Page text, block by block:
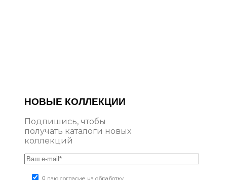
НОВЫЕ КОЛЛЕКЦИИ
Подпишись, чтобы
получать каталоги новых
коллекций